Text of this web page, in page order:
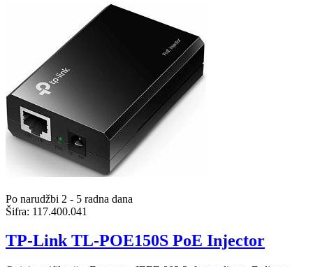
Po narudžbi 2 - 5 radna dana
Šifra: 117.400.041
TP-Link TL-POE150S PoE Injector